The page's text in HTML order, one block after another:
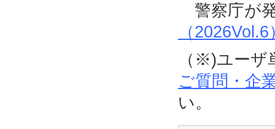
警察庁が
（2026Vol.6
（※)ユーザ
ご質問・企
い。